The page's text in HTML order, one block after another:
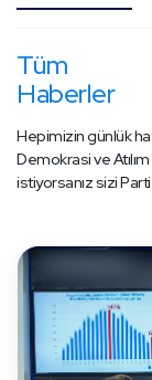
Tüm
Haberler
Hepimizin günlük
Demokrasi ve
istiyorsanız sizi